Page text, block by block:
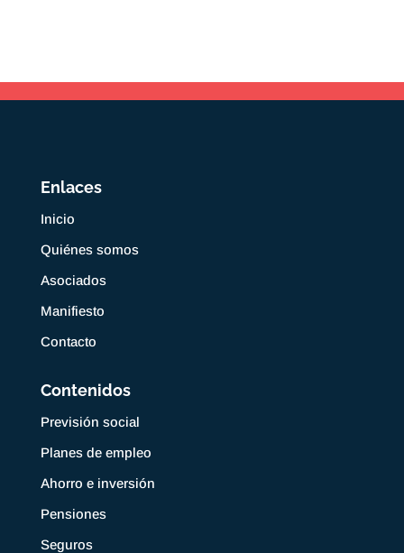
Enlaces
Inicio
Quiénes somos
Asociados
Manifiesto
Contacto
Contenidos
Previsión social
Planes de empleo
Ahorro e inversión
Pensiones
Seguros